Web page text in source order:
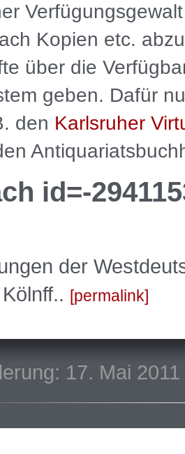
Kopien etc.
über die
geben. Dafür
den Karlsruher
id=-
der
permalink
17. Mai